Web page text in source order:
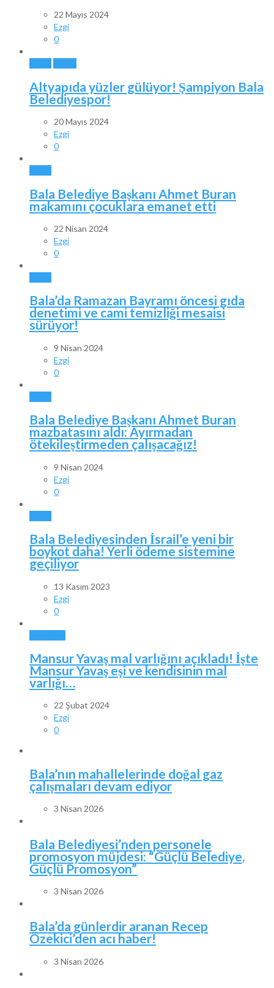
22 Mayıs 2024
Ezgi
0
Altyapıda yüzler gülüyor! Şampiyon Bala
Belediyespor!
20 Mayıs 2024
Ezgi
0
Bala Belediye Başkanı Ahmet Buran
makamını çocuklara emanet etti
22 Nisan 2024
Ezgi
0
Bala’da Ramazan Bayramı öncesi gıda
denetimi ve cami temizliği mesaisi
sürüyor!
9 Nisan 2024
Ezgi
0
Bala Belediye Başkanı Ahmet Buran
mazbatasını aldı: Ayırmadan
ötekileştirmeden çalışacağız!
9 Nisan 2024
Ezgi
0
Bala Belediyesinden İsrail’e yeni bir
boykot daha! Yerli ödeme sistemine
geçiliyor
13 Kasım 2023
Ezgi
0
Mansur Yavaş mal varlığını açıkladı! İşte
Mansur Yavaş eşi ve kendisinin mal
varlığı…
22 Şubat 2024
Ezgi
0
Bala’nın mahallelerinde doğal gaz
çalışmaları devam ediyor
3 Nisan 2026
Bala Belediyesi’nden personele
promosyon müjdesi: “Güçlü Belediye,
Güçlü Promosyon”
3 Nisan 2026
Bala’da günlerdir aranan Recep
Özekici’den acı haber!
3 Nisan 2026